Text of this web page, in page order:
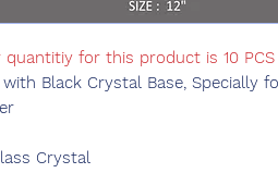
quantitiy for this product is 10 PCS
Black Crystal Base, Specially
Crystal